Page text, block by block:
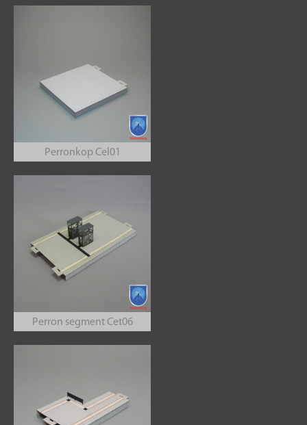
Perronkop Cel01
Perron segment Cet06